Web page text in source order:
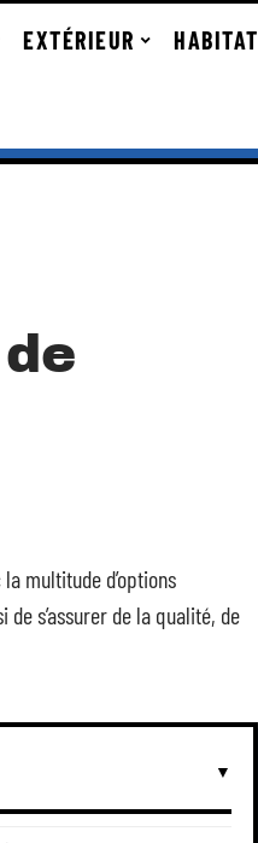
EXTÉRIEUR HABITAT
multitude d’options
s’assurer de la qualité, de